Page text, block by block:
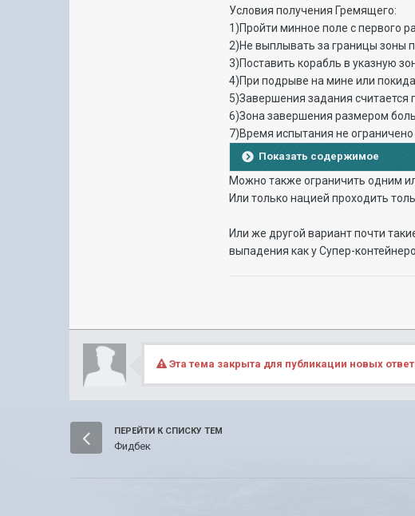
Условия получения Гремящего:
1)Пройти минное поле с первого
2)Не выплывать за границы зоны
3)Поставить корабль в указную
4)При подрыве на мине или
5)Завершения задания считается
6)Зона завершения размером
7)Время испытания не
Показать содержимое
Можно также ограничить одним
Или только нацией проходить
Или же другой вариант почти
выпадения как у Супер-
Эта тема закрыта для публикации новых
ПЕРЕЙТИ К СПИСКУ ТЕМ
Фидбек